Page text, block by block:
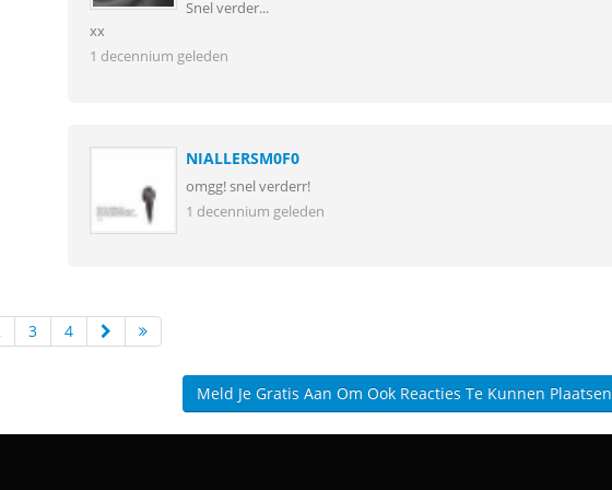
Snel verder...
xx
1 decennium geleden
NIALLERSM0F0
omgg! snel verderr!
1 decennium geleden
3 4
Meld Je Gratis Aan Om Ook Reacties Te Kunnen Plaatsen